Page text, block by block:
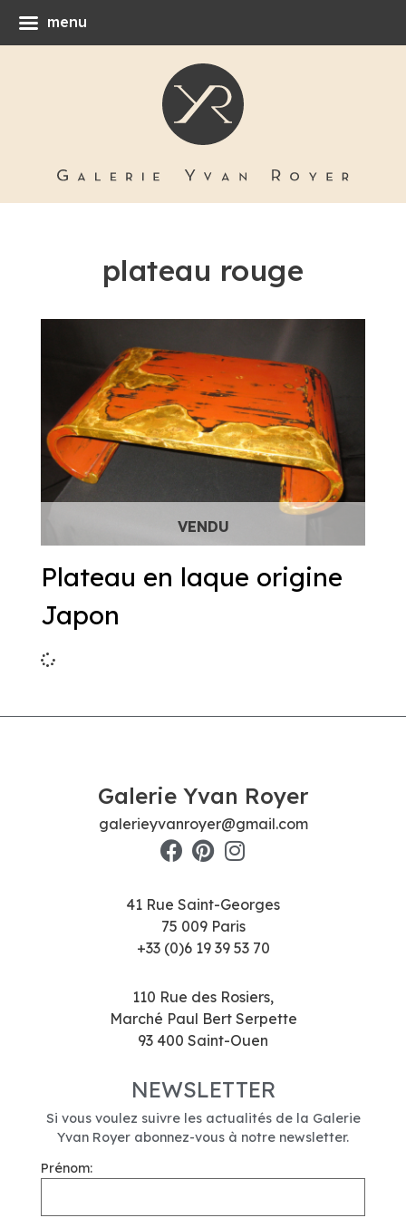
plateau rouge
Plateau en laque origine
Japon
Galerie Yvan Royer
galerieyvanroyer@gmail.com
41 Rue Saint-Georges
75 009 Paris
+33 (0)6 19 39 53 70
110 Rue des Rosiers,
Marché Paul Bert Serpette
93 400 Saint-Ouen
NEWSLETTER
Si vous voulez suivre les actualités de la Galerie
Yvan Royer abonnez-vous à notre newsletter.
Prénom:
menu